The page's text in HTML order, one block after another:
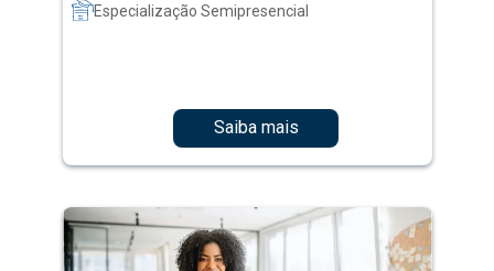
Especialização Semipresencial
Saiba mais